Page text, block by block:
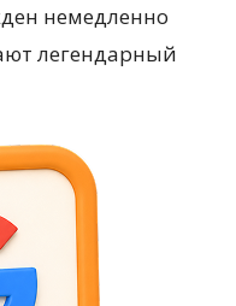
немедленно
легендарный